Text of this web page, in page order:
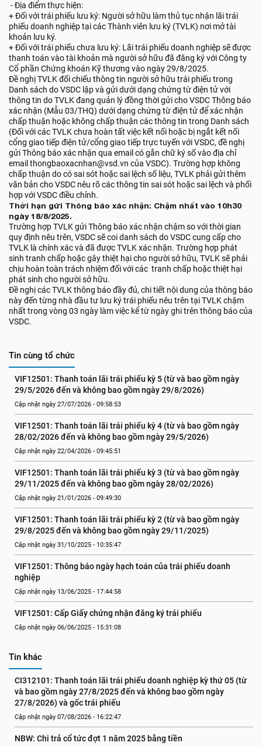
- Địa điểm thực hiện:
+ Đối với trái phiếu lưu ký: Người sở hữu làm thủ tục nhận lãi trái
phiếu doanh nghiệp tại các Thành viên lưu ký (TVLK) nơi mở tài
khoản lưu ký.
+ Đối với trái phiếu chưa lưu ký: Lãi trái phiếu doanh nghiệp sẽ được
thanh toán vào tài khoản mà người sở hữu đã đăng ký với Công ty
Cổ phần Chứng khoán Kỹ thương vào ngày 29/8/2025.
Đề nghị TVLK đối chiếu thông tin người sở hữu trái phiếu trong
Danh sách do VSDC lập và gửi dưới dạng chứng từ điện tử với
thông tin do TVLK đang quản lý đồng thời gửi cho VSDC Thông báo
xác nhận (Mẫu 03/THQ) dưới dạng chứng từ điện tử để xác nhận
chấp thuận hoặc không chấp thuận các thông tin trong Danh sách
(Đối với các TVLK chưa hoàn tất việc kết nối hoặc bị ngắt kết nối
cổng giao tiếp điện tử/cổng giao tiếp trực tuyến với VSDC, đề nghị
gửi Thông báo xác nhận qua email có gắn chữ ký số vào địa chỉ
email thongbaoxacnhan@vsd.vn của VSDC). Trường hợp không
chấp thuận do có sai sót hoặc sai lệch số liệu, TVLK phải gửi thêm
văn bản cho VSDC nêu rõ các thông tin sai sót hoặc sai lệch và phối
hợp với VSDC điều chỉnh.
Thời hạn gửi Thông báo xác nhận: Chậm nhất vào 10h30
ngày 18/8/2025.
Trường hợp TVLK gửi Thông báo xác nhận chậm so với thời gian
quy định nêu trên, VSDC sẽ coi danh sách do VSDC cung cấp cho
TVLK là chính xác và đã được TVLK xác nhận. Trường hợp phát
sinh tranh chấp hoặc gây thiệt hại cho người sở hữu, TVLK sẽ phải
chịu hoàn toàn trách nhiệm đối với các tranh chấp hoặc thiệt hại
phát sinh cho người sở hữu.
Đề nghị các TVLK thông báo đầy đủ, chi tiết nội dung của thông báo
này đến từng nhà đầu tư lưu ký trái phiếu nêu trên tại TVLK chậm
nhất trong vòng 03 ngày làm việc kể từ ngày ghi trên thông báo của
VSDC.
Tin cùng tổ chức
VIF12501: Thanh toán lãi trái phiếu kỳ 5 (từ và bao gồm ngày
29/5/2026 đến và không bao gồm ngày 29/8/2026)
Cập nhật ngày 27/07/2026 - 09:58:53
VIF12501: Thanh toán lãi trái phiếu kỳ 4 (từ và bao gồm ngày
28/02/2026 đến và không bao gồm ngày 29/5/2026)
Cập nhật ngày 22/04/2026 - 09:45:51
VIF12501: Thanh toán lãi trái phiếu kỳ 3 (từ và bao gồm ngày
29/11/2025 đến và không bao gồm ngày 28/02/2026)
Cập nhật ngày 21/01/2026 - 09:49:30
VIF12501: Thanh toán lãi trái phiếu kỳ 2 (từ và bao gồm ngày
29/8/2025 đến và không bao gồm ngày 29/11/2025)
Cập nhật ngày 31/10/2025 - 10:35:47
VIF12501: Thông báo ngày hạch toán của trái phiếu doanh
nghiệp
Cập nhật ngày 13/06/2025 - 17:44:58
VIF12501: Cấp Giấy chứng nhận đăng ký trái phiếu
Cập nhật ngày 06/06/2025 - 15:31:08
Tin khác
CI312101: Thanh toán lãi trái phiếu doanh nghiệp kỳ thứ 05 (từ
và bao gồm ngày 27/8/2025 đến và không bao gồm ngày
27/8/2026) và gốc trái phiếu
Cập nhật ngày 07/08/2026 - 16:22:47
NBW: Chi trả cổ tức đợt 1 năm 2025 bằng tiền